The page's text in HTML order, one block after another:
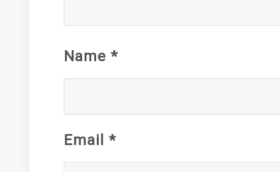
Name *
Email *